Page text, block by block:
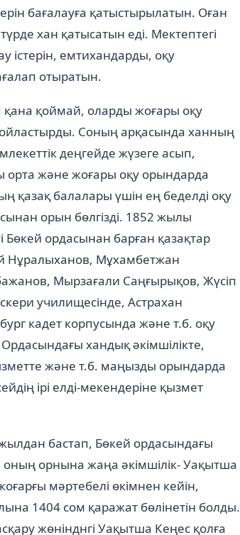
бағалауға қатыстырылатын. Оған
хан қатысатын еді. Мектептегі
істерін, емтихандарды, оқу
отыратын.
қана қоймай, оларды жоғары оқу
Соның арқасында ханның
деңгейде жүзеге асып,
орта және жоғары оқу орындарда
қазақ балалары үшін ең беделді оқу
орын бөлгізді. 1852 жылы
Бөкей ордасынан барған қазақтар
Нұралыханов, Мұхамбетжан
Мырзағали Саңғырықов, Жүсіп
училищесінде, Астрахан
кадет корпусында және т.б. оқу
хандық әкімшілікте,
және т.б. маңызды орындарда
ірі елді-мекендеріне қызмет
бастап, Бөкей ордасындағы
орнына жаңа әкімшілік- Уақытша
мәртебелі өкімнен кейін,
1404 сом қаражат бөлінетін болды.
жөнінднгі Уақытша Кеңес қолға